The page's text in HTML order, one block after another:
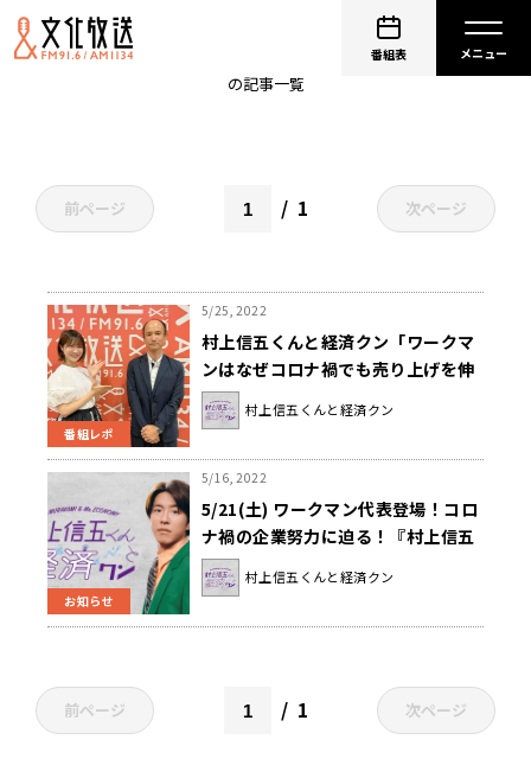
番組表
の記事一覧
前ページ 1 次ページ
番組レポ
5/25, 2022
村上信五くんと経済クン「ワークマ
ンはなぜコロナ禍でも売り上げを伸
ばしているのか」
村上信五くんと経済クン
お知らせ
5/16, 2022
5/21(土) ワークマン代表登場！コロ
ナ禍の企業努力に迫る！『村上信五
くんと経済クン』
村上信五くんと経済クン
前ページ 1 次ページ